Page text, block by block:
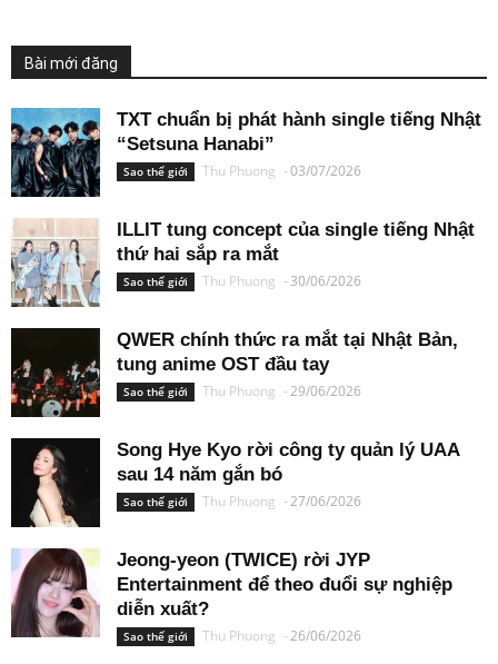
Bài mới đăng
TXT chuẩn bị phát hành single tiếng Nhật
“Setsuna Hanabi”
Sao thế giới Thu Phuong -03/07/2026
ILLIT tung concept của single tiếng Nhật
thứ hai sắp ra mắt
Sao thế giới Thu Phuong - 30/06/2026
QWER chính thức ra mắt tại Nhật Bản,
tung anime OST đầu tay
Sao thế giới Thu Phuong -29/06/2026
Song Hye Kyo rời công ty quản lý UAA
sau 14 năm gắn bó
Sao thế giới Thu Phuong -27/06/2026
Jeong-yeon (TWICE) rời JYP
Entertainment để theo đuổi sự nghiệp
diễn xuất?
Sao thế giới Thu Phuong -26/06/2026